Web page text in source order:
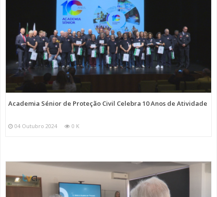
Academia Sénior de Proteção Civil Celebra 10 Anos de Atividade
04 Outubro 2024 0 K